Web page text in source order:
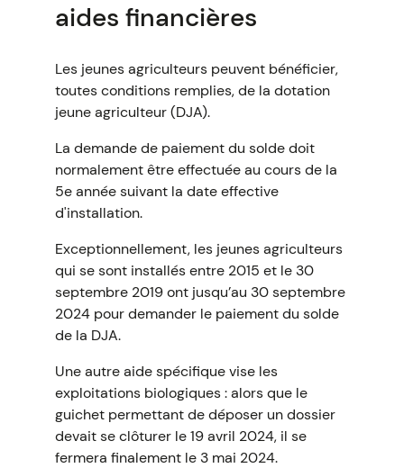
aides financières
Les jeunes agriculteurs peuvent bénéficier,
toutes conditions remplies, de la dotation
jeune agriculteur (DJA).
La demande de paiement du solde doit
normalement être effectuée au cours de la
5e année suivant la date effective
d'installation.
Exceptionnellement, les jeunes agriculteurs
qui se sont installés entre 2015 et le 30
septembre 2019 ont jusqu’au 30 septembre
2024 pour demander le paiement du solde
de la DJA.
Une autre aide spécifique vise les
exploitations biologiques : alors que le
guichet permettant de déposer un dossier
devait se clôturer le 19 avril 2024, il se
fermera finalement le 3 mai 2024.